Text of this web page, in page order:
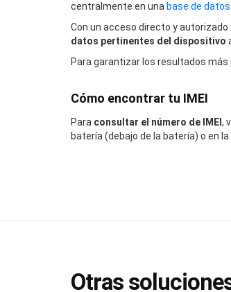
centralmente en una base de
Con un acceso directo y
datos pertinentes del dispositivo
Para garantizar los resultados
Cómo encontrar tu IMEI
Para consultar el número de IMEI ,
batería (debajo de la batería) o en la
Otras